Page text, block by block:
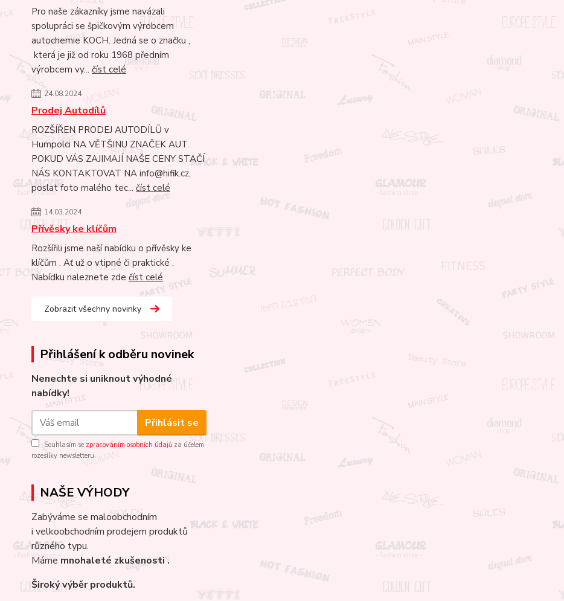
Pro naše zákazníky jsme navázali
spolupráci se špičkovým výrobcem
autochemie KOCH. Jedná se o značku ,
která je již od roku 1968 předním
výrobcem vy... číst celé
24.08.2024
Prodej Autodílů
ROZŠÍŘEN PRODEJ AUTODÍLŮ v
Humpolci NA VĚTŠINU ZNAČEK AUT.
POKUD VÁS ZAJIMAJÍ NAŠE CENY STAČÍ
NÁS KONTAKTOVAT NA info@hifik.cz,
poslat foto malého tec... číst celé
14.03.2024
Přívěsky ke klíčům
Rozšířili jsme naší nabídku o přívěsky ke
klíčům . Ať už o vtipné či praktické .
Nabídku naleznete zde číst celé
Zobrazit všechny novinky
Přihlášení k odběru novinek
Nenechte si uniknout výhodné
nabídky!
Přihlásit se
Souhlasím se zpracováním osobních údajů za účelem
rozesílky newsletteru.
NAŠE VÝHODY
Zabýváme se maloobchodním
i velkoobchodním prodejem produktů
různého typu.
Máme mnohaleté zkušenosti .
Široký výběr produktů.